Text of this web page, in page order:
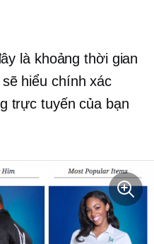
là khoảng thời gian
hiểu chính xác
trực tuyến của bạn